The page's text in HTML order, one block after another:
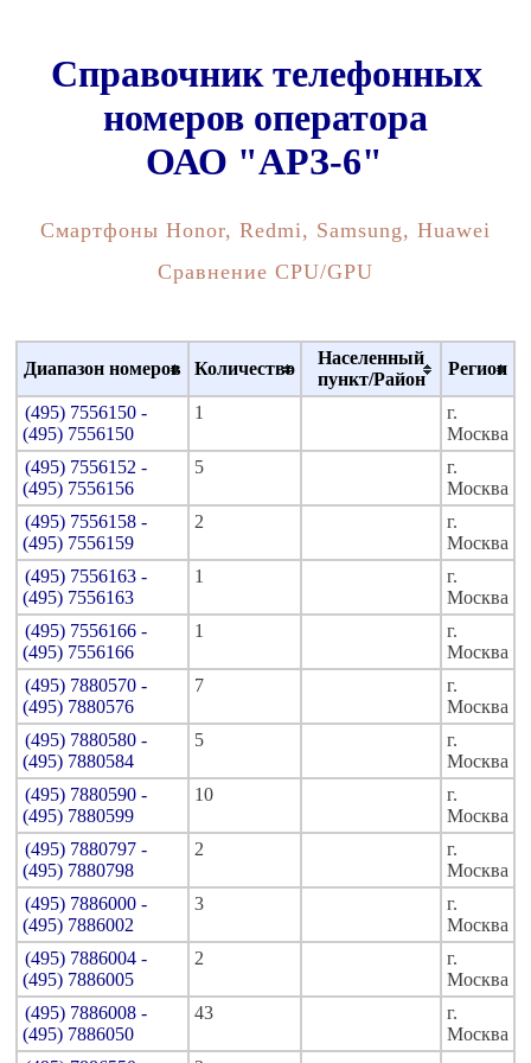
Справочник телефонных
номеров оператора
ОАО "АРЗ-6"
Смартфоны Honor, Redmi, Samsung, Huawei
Сравнение CPU/GPU
Диапазон номеров Количество
Населенный
пункт/Район
Регион
(495) 7556150 -
(495) 7556150
1
г.
Москва
(495) 7556152 -
(495) 7556156
5
г.
Москва
(495) 7556158 -
(495) 7556159
2
г.
Москва
(495) 7556163 -
(495) 7556163
1
г.
Москва
(495) 7556166 -
(495) 7556166
1
г.
Москва
(495) 7880570 -
(495) 7880576
7
г.
Москва
(495) 7880580 -
(495) 7880584
5
г.
Москва
(495) 7880590 -
(495) 7880599
10
г.
Москва
(495) 7880797 -
(495) 7880798
2
г.
Москва
(495) 7886000 -
(495) 7886002
3
г.
Москва
(495) 7886004 -
(495) 7886005
2
г.
Москва
(495) 7886008 -
(495) 7886050
43
г.
Москва